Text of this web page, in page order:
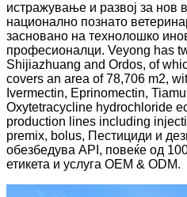
истражување и развој за нов
национално познато
засновано на технолошко
професионалци. Veyong has
Shijiazhuang and Ordos, of
covers an area of ​​78,706 m2,
Ivermectin, Eprinomectin,
Oxytetracycline hydrochloride
production lines including
premix, bolus, Пестициди и
обезбедува API, повеќе од
етикета и услуга OEM & ODM.